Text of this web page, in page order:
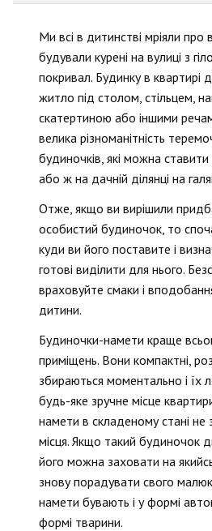
Ми всі в дитинстві мріяли про
будували курені на вулиці з
покривал. Будинку в квартирі
житло під столом, стільцем,
скатертиною або іншими
велика різноманітність
будиночків, які можна ставити
або ж на дачній ділянці на
Отже, якщо ви вирішили
особистий будиночок, то
куди ви його поставите і
готові виділити для нього.
враховуйте смаки і
дитини.
Будиночки-намети краще
приміщень. Вони компактні,
збираються моментально і їх
будь-яке зручне місце
намети в складеному стані не
місця. Якщо такий будиночок
його можна заховати на
знову порадувати свого
намети бувають і у формі
формі тварини.